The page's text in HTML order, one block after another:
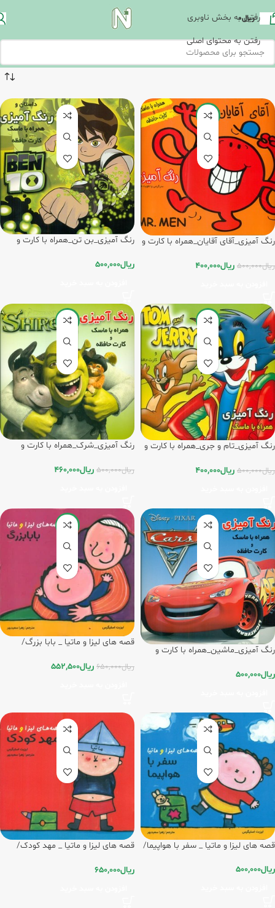
رفتن به بخش ناوبری
رفتن به محتوای اصلی
ریال0
-20%
رنگ آمیزی_آقای آقایان_همراه با کارت و
ریال500,000 ریال400,000
رنگ آمیزی_بن تن_همراه با کارت و
ریال500,000
-20%
رنگ آمیزی_تام و جری_همراه با کارت و
ریال500,000 ریال400,000
-8%
رنگ آمیزی_شرک_همراه با کارت و
ریال500,000 ریال460,000
رنگ آمیزی_ماشین_همراه با کارت و
ریال500,000
-15%
قصه های لیزا و ماتیا _ بابا بزرگ/
ریال650,000 ریال552,500
قصه های لیزا و ماتیا _ سفر با هواپیما/
ریال500,000
قصه های لیزا و ماتیا _ مهد کودک/
ریال650,000